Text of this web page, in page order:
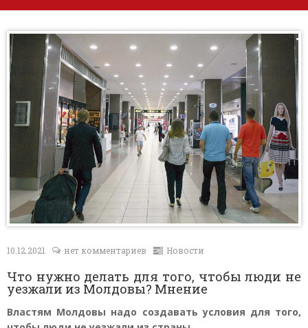
Вопросы и ответы
Обо мне
Контакты
10.12.2021 нет комментариев Новости
Что нужно делать для того, чтобы люди не
уезжали из Молдовы? Мнение
Властям Молдовы надо создавать условия для того,